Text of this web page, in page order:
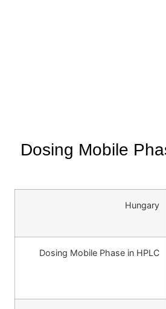
Dosing Mobile
Hungary
Dosing Mobile Phase in HPLC